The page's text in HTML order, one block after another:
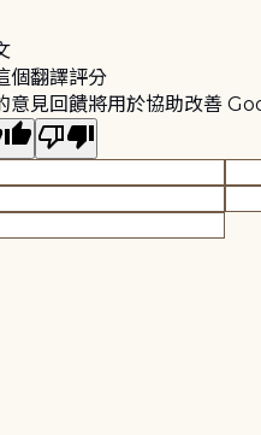
個翻譯評分
意見回饋將用於協助改善